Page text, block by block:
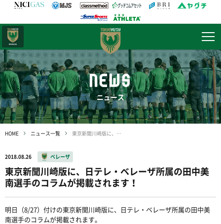
NEWS
ニュース
HOME ニュース一覧 東京新聞川崎版に、日テレ・ベレーザ所属の田中美南選手のコラムが掲載されます！
2018.08.26 ベレーザ
東京新聞川崎版に、日テレ・ベレーザ所属の田中美
南選手のコラムが掲載されます！
明日（8/27）付けの東京新聞川崎版に、日テレ・ベレーザ所属の田中美
南選手のコラムが掲載されます。